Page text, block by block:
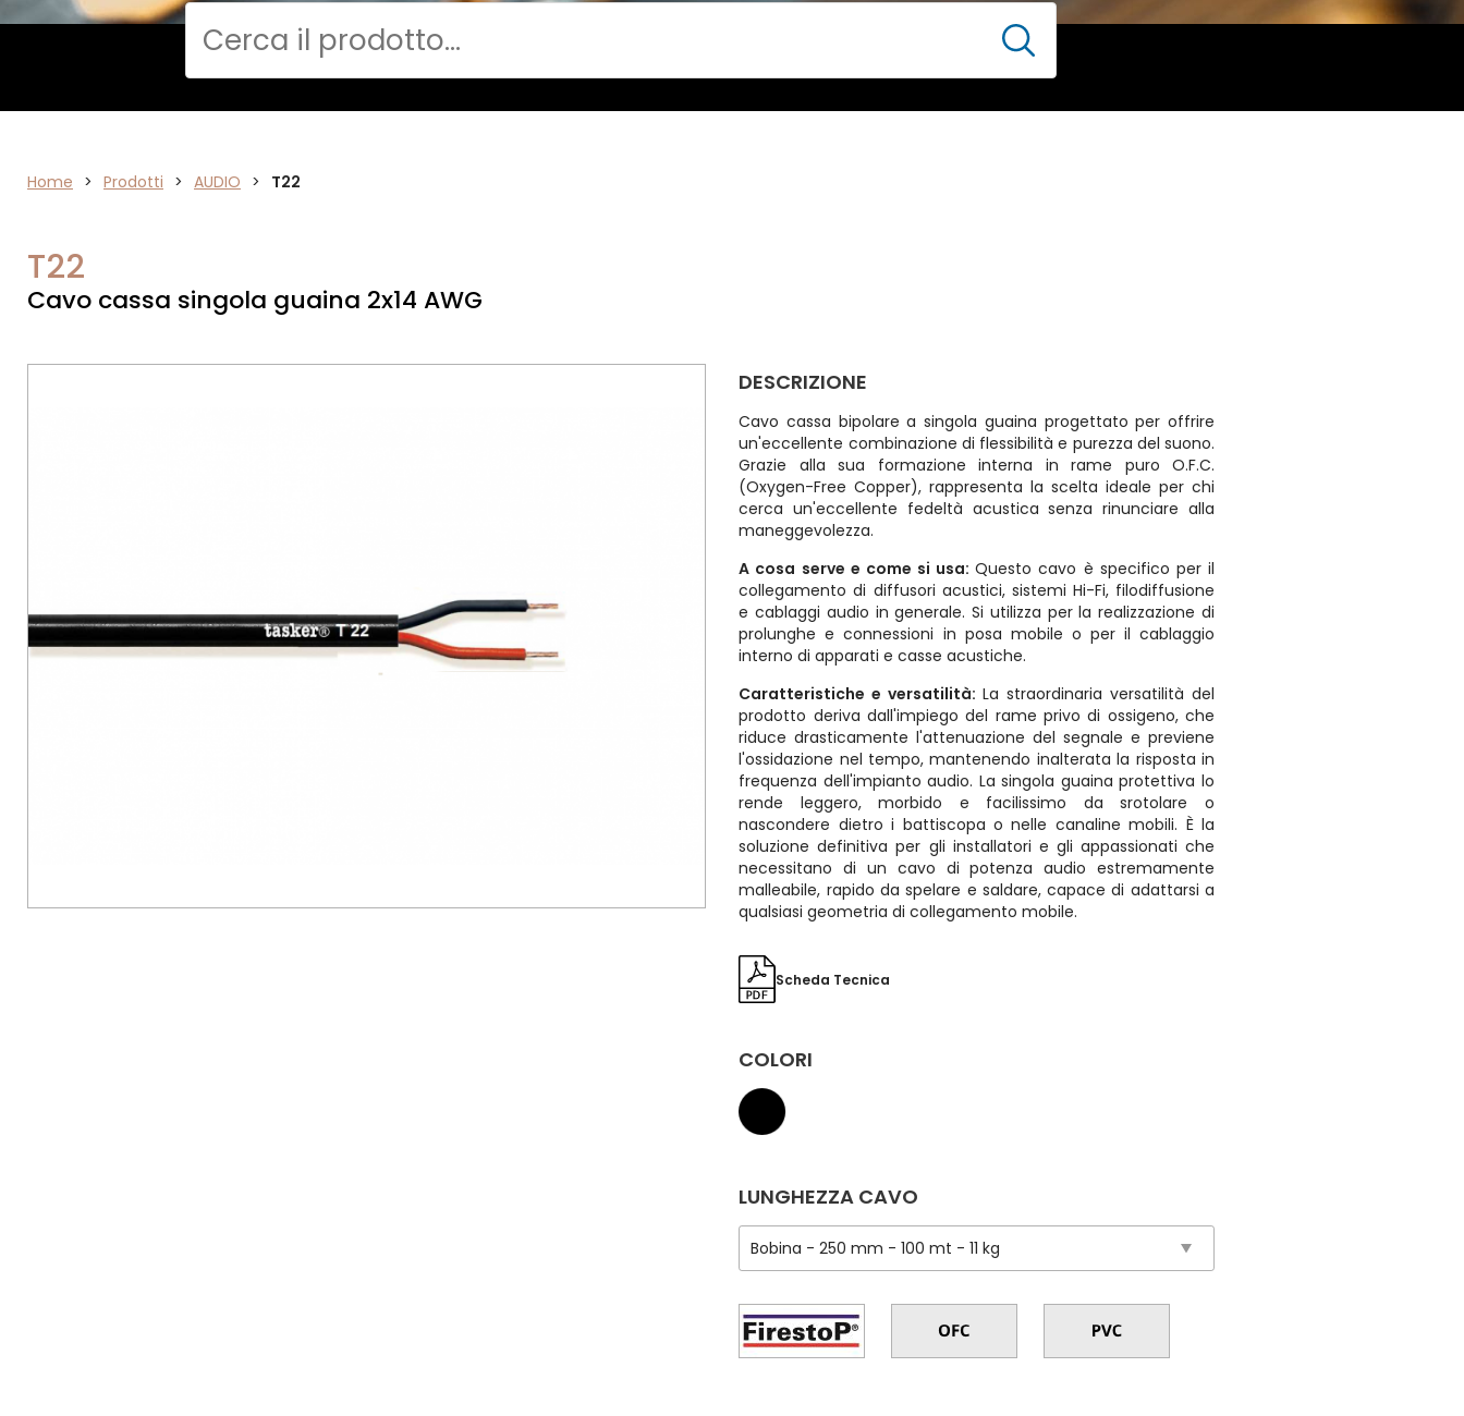
ELETTRONICA
Cerca
Home > Prodotti > AUDIO > T22
T22
Cavo cassa singola guaina 2x14 AWG
DESCRIZIONE
Cavo cassa bipolare a singola guaina progettato per offrire
un'eccellente combinazione di flessibilità e purezza del suono.
Grazie alla sua formazione interna in rame puro O.F.C.
(Oxygen-Free Copper), rappresenta la scelta ideale per chi
cerca un'eccellente fedeltà acustica senza rinunciare alla
maneggevolezza.
A cosa serve e come si usa:Questo cavo è specifico per il
collegamento di diffusori acustici, sistemi Hi-Fi, filodiffusione
e cablaggi audio in generale. Si utilizza per la realizzazione di
prolunghe e connessioni in posa mobile o per il cablaggio
interno di apparati e casse acustiche.
Caratteristiche e versatilità:La straordinaria versatilità del
prodotto deriva dall'impiego del rame privo di ossigeno, che
riduce drasticamente l'attenuazione del segnale e previene
l'ossidazione nel tempo, mantenendo inalterata la risposta in
frequenza dell'impianto audio. La singola guaina protettiva lo
rende leggero, morbido e facilissimo da srotolare o
nascondere dietro i battiscopa o nelle canaline mobili. È la
soluzione definitiva per gli installatori e gli appassionati che
necessitano di un cavo di potenza audio estremamente
malleabile, rapido da spelare e saldare, capace di adattarsi a
qualsiasi geometria di collegamento mobile.
Scheda Tecnica
COLORI
LUNGHEZZA CAVO